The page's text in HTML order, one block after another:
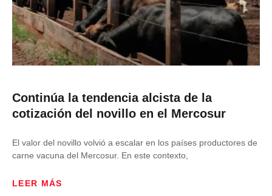
Continúa la tendencia alcista de la
cotización del novillo en el Mercosur
El valor del novillo volvió a escalar en los países productores de
carne vacuna del Mercosur. En este contexto,
LEER MÁS